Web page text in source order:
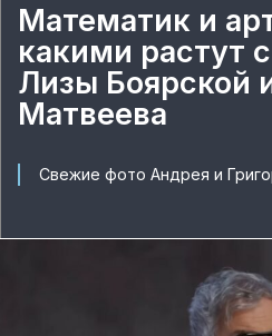
Математик и
какими растут
Лизы Боярской
Матвеева
Свежие фото Андрея и